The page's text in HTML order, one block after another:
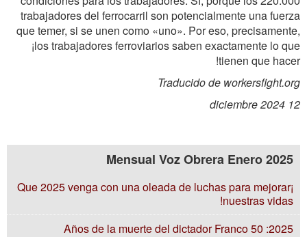
trabajadores del ferrocarril son potencialmente una fuerza
que temer, si se unen como «uno». Por eso, precisamente,
¡los trabajadores ferroviarios saben exactamente lo que
tienen que hacer!
Traducido de workersfight.org
12 diciembre 2024
Mensual Voz Obrera Enero 2025
¡Que 2025 venga con una oleada de luchas para mejorar
nuestras vidas!
2025: 50 Años de la muerte del dictador Franco